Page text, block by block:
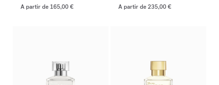
A partir de 165,00 €
A partir de 235,00 €